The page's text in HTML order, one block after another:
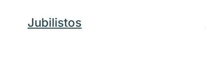
Jubilistos